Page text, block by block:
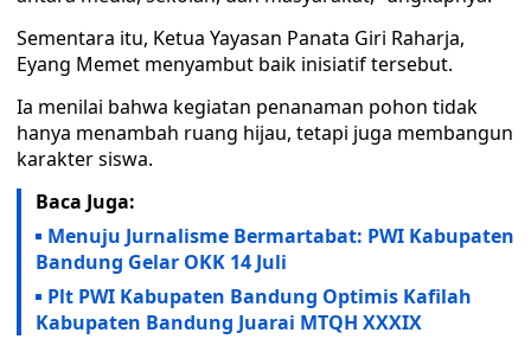
Sementara itu, Ketua Yayasan Panata Giri Raharja,
Eyang Memet menyambut baik inisiatif tersebut.
Ia menilai bahwa kegiatan penanaman pohon tidak
hanya menambah ruang hijau, tetapi juga membangun
karakter siswa.
Baca Juga:
Menuju Jurnalisme Bermartabat: PWI Kabupaten
Bandung Gelar OKK 14 Juli
Plt PWI Kabupaten Bandung Optimis Kafilah
Kabupaten Bandung Juarai MTQH XXXIX